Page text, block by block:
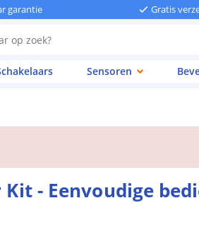
garantie Gratis
Sensoren
- Eenvoudige